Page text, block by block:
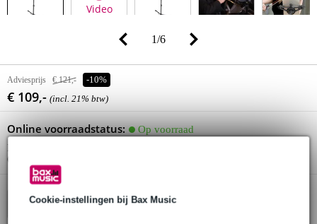
Cookie-instellingen bij Bax Music
Video
1/6
Adviesprijs € 121,- -10%
€ 109,- (incl. 21% btw)
Online voorraadstatus:
Op voorraad
Nog 1 stuk op voorraad in ons magazijn
(en nog 20 stuks op voorraad bij de leverancier)
In winkelwagen